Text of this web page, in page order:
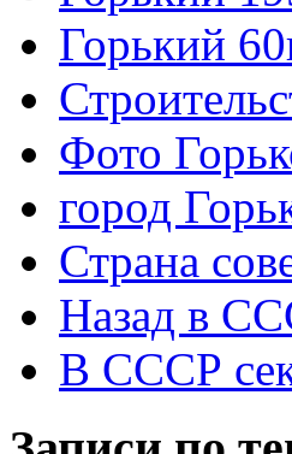
Горький
Фото
город
Страна
Назад в
В СССР